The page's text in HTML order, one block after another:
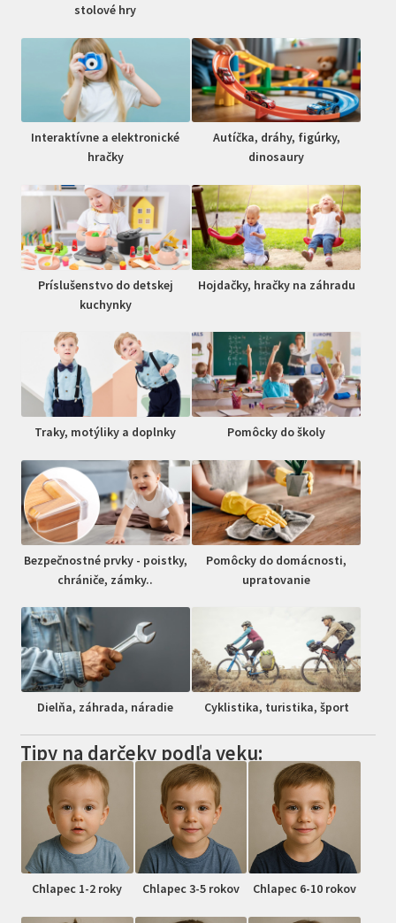
stolové hry
Interaktívne a elektronické
hračky
Autíčka, dráhy, figúrky,
dinosaury
Príslušenstvo do detskej
kuchynky
Hojdačky, hračky na záhradu
Traky, motýliky a doplnky Pomôcky do školy
Bezpečnostné prvky - poistky,
chrániče, zámky..
Pomôcky do domácnosti,
upratovanie
Dielňa, záhrada, náradie Cyklistika, turistika, šport
Tipy na darčeky podľa veku:
Chlapec 1-2 roky Chlapec 3-5 rokov Chlapec 6-10 rokov